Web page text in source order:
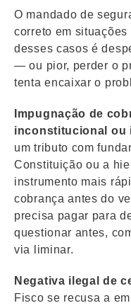
O mandado de
correto em
desses casos é
— ou pior, perder o
tenta encaixar o
Impugnação de
inconstitucional ou
um tributo com
Constituição ou a
instrumento mais
cobrança antes do
precisa pagar para
questionar antes,
via liminar.
Negativa ilegal de
Fisco se recusa a